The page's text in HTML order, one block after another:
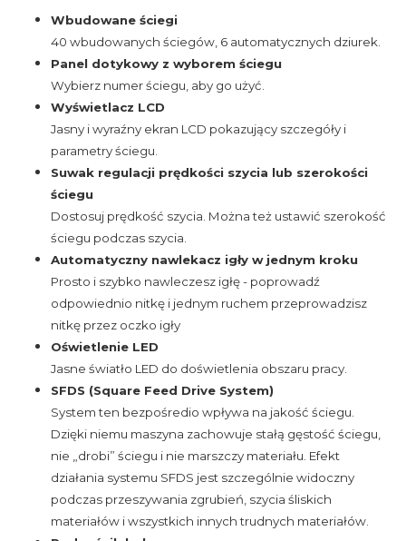
Wbudowane ściegi
40 wbudowanych ściegów, 6 automatycznych dziurek.
Panel dotykowy z wyborem ściegu
Wybierz numer ściegu, aby go użyć.
Wyświetlacz LCD
Jasny i wyraźny ekran LCD pokazujący szczegóły i
parametry ściegu.
Suwak regulacji prędkości szycia lub szerokości
ściegu
Dostosuj prędkość szycia. Można też ustawić szerokość
ściegu podczas szycia.
Automatyczny nawlekacz igły w jednym kroku
Prosto i szybko nawleczesz igłę - poprowadź
odpowiednio nitkę i jednym ruchem przeprowadzisz
nitkę przez oczko igły
Oświetlenie LED
Jasne światło LED do doświetlenia obszaru pracy.
SFDS (Square Feed Drive System)
System ten bezpośredio wpływa na jakość ściegu.
Dzięki niemu maszyna zachowuje stałą gęstość ściegu,
nie „drobi” ściegu i nie marszczy materiału. Efekt
działania systemu SFDS jest szczególnie widoczny
podczas przeszywania zgrubień, szycia śliskich
materiałów i wszystkich innych trudnych materiałów.